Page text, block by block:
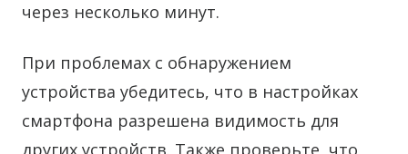
через несколько минут.
При проблемах с обнаружением
устройства убедитесь, что в настройках
смартфона разрешена видимость для
других устройств. Также проверьте, что